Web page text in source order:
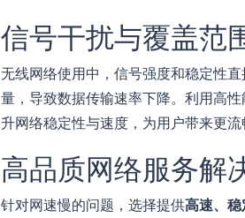
信号干扰与覆盖范
无线网络使用中，信号强度和稳定性
量，导致数据传输速率下降。利用高
升网络稳定性与速度，为用户带来更
高品质网络服务解
针对网速慢的问题，选择提供高速、稳